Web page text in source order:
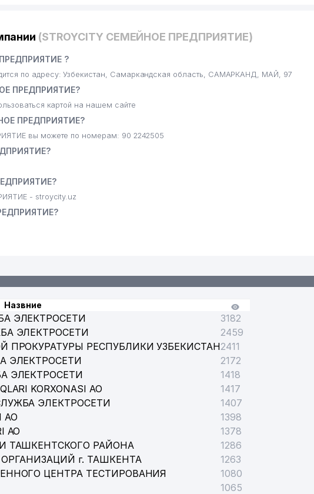
(STROYCITY СЕМЕЙНОЕ ПРЕДПРИЯТИЕ)
?
по адресу: Узбекистан, Самаркандская область, САМАРКАНД, МАЙ, 97
ПРЕДПРИЯТИЕ?
картой на нашем сайте
ПРЕДПРИЯТИЕ?
вы можете по номерам: 90 2242505
- stroycity.uz
Назвние
ЭЛЕКТРОСЕТИ
3182
ЭЛЕКТРОСЕТИ
2459
ПРОКУРАТУРЫ РЕСПУБЛИКИ УЗБЕКИСТАН2411
ЭЛЕКТРОСЕТИ
2172
ЭЛЕКТРОСЕТИ
1418
KORXONASI АО
1417
ЭЛЕКТРОСЕТИ
1407
АО
1398
АО
1378
ТАШКЕНТСКОГО РАЙОНА
1286
г. ТАШКЕНТА
1263
ЦЕНТРА ТЕСТИРОВАНИЯ
1080
1065